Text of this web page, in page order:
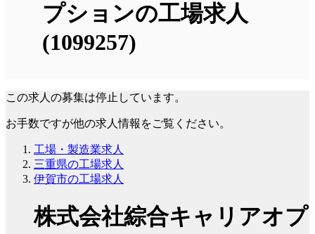
プションの工場求人
(1099257)
この求人の募集は停止しています。
お手数ですが他の求人情報をご覧ください。
工場・製造業求人
三重県の工場求人
伊賀市の工場求人
株式会社綜合キャリアオプ